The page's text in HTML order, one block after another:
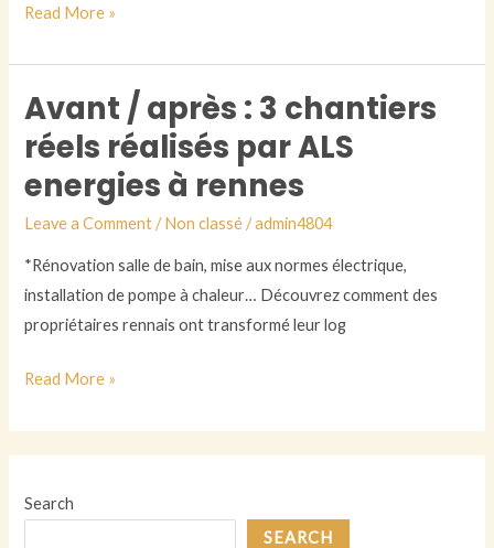
réussir
votre
projet
Read More »
Avant / après : 3 chantiers
réels réalisés par ALS
energies à rennes
Leave a Comment /Non classé/admin4804
*Rénovation salle de bain, mise aux normes électrique,
installation de pompe à chaleur… Découvrez comment des
propriétaires rennais ont transformé leur log
Avant
après
:
3
ALS
à
rennes
Read More »
Search
SEARCH